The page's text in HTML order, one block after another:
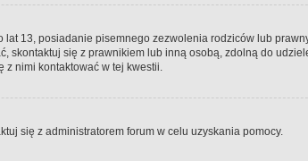
13, posiadanie pisemnego zezwolenia rodziców lub
się z prawnikiem lub inną osobą, zdolną do
z nimi kontaktować w tej kwestii.
się z administratorem forum w celu uzyskania pomocy.